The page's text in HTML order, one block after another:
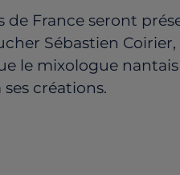
France seront
Sébastien
le mixologue nantais
créations.